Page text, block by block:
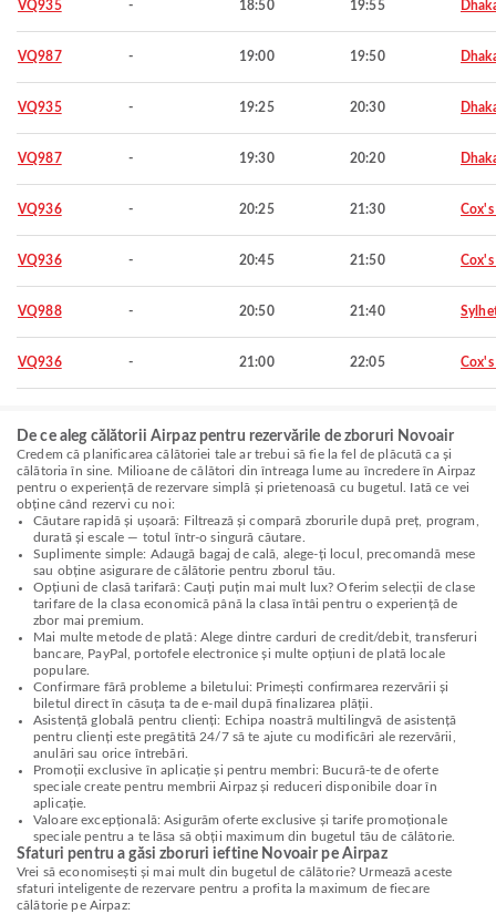
VQ935 - 18:50 19:55
VQ987 - 19:00 19:50
VQ935 - 19:25 20:30
VQ987 - 19:30 20:20
VQ936 - 20:25 21:30 Cox's
VQ936 - 20:45 21:50 Cox's
VQ988 - 20:50 21:40
VQ936 - 21:00 22:05 Cox's
De ce aleg călătorii Airpaz pentru rezervările de zboruri Novoair
Credem că planificarea călătoriei tale ar trebui să fie la fel de plăcută ca și
călătoria în sine. Milioane de călători din întreaga lume au încredere în Airpaz
pentru o experiență de rezervare simplă și prietenoasă cu bugetul. Iată ce vei
obține când rezervi cu noi:
Căutare rapidă și ușoară: Filtrează și compară zborurile după preț, program,
durată și escale — totul într-o singură căutare.
Suplimente simple: Adaugă bagaj de cală, alege-ți locul, precomandă mese
sau obține asigurare de călătorie pentru zborul tău.
Opțiuni de clasă tarifară: Cauți puțin mai mult lux? Oferim selecții de clase
tarifare de la clasa economică până la clasa întâi pentru o experiență de
zbor mai premium.
Mai multe metode de plată: Alege dintre carduri de credit/debit, transferuri
bancare, PayPal, portofele electronice și multe opțiuni de plată locale
populare.
Confirmare fără probleme a biletului: Primești confirmarea rezervării și
biletul direct în căsuța ta de e-mail după finalizarea plății.
Asistență globală pentru clienți: Echipa noastră multilingvă de asistență
pentru clienți este pregătită 24/7 să te ajute cu modificări ale rezervării,
anulări sau orice întrebări.
Promoții exclusive în aplicație și pentru membri: Bucură-te de oferte
speciale create pentru membrii Airpaz și reduceri disponibile doar în
aplicație.
Valoare excepțională: Asigurăm oferte exclusive și tarife promoționale
speciale pentru a te lăsa să obții maximum din bugetul tău de călătorie.
Sfaturi pentru a găsi zboruri ieftine Novoair pe Airpaz
Vrei să economisești și mai mult din bugetul de călătorie? Urmează aceste
sfaturi inteligente de rezervare pentru a profita la maximum de fiecare
călătorie pe Airpaz: